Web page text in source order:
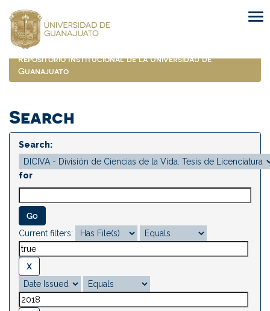
navigation
Repositorio Institucional de la Universidad de
Guanajuato
Search
Search:
for
Current filters: